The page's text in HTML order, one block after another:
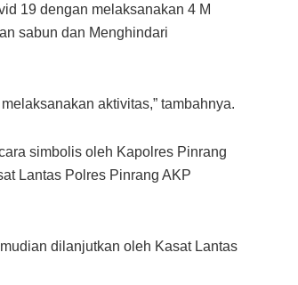
19 dengan melaksanakan 4 M
sabun dan Menghindari
aktivitas,” tambahnya.
simbolis oleh Kapolres Pinrang
Lantas Polres Pinrang AKP
dilanjutkan oleh Kasat Lantas